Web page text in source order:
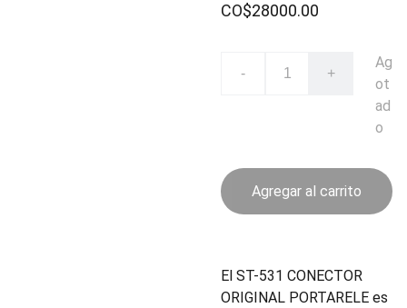
CO$28000.00
- +
Ag
ot
ad
o
Agregar al carrito
El ST-531 CONECTOR
ORIGINAL PORTARELE es